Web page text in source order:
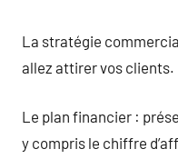
La stratégie
allez attirer vos clients.
Le plan financier :
y compris le chiffre